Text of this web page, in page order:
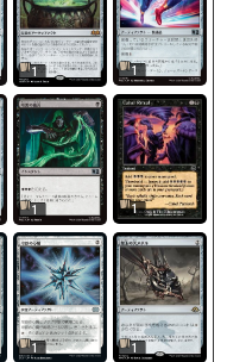
1 1
1 1
1 1